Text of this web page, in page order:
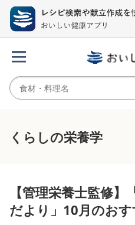
くらしの栄養学
【管理栄養士監修
だより」10月のお